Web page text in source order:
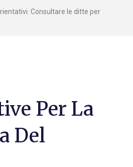
Consultare le ditte per
Per La
Del